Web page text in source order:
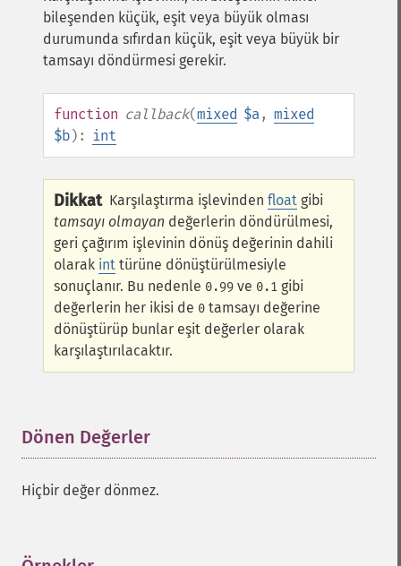
bileşenden küçük, eşit veya büyük olması
durumunda sıfırdan küçük, eşit veya büyük bir
tamsayı döndürmesi gerekir.
function callback(mixed $a, mixed
$b): int
Dikkat Karşılaştırma işlevinden float gibi
tamsayı olmayan değerlerin döndürülmesi,
geri çağırım işlevinin dönüş değerinin dahili
olarak int türüne dönüştürülmesiyle
sonuçlanır. Bu nedenle 0.99 ve 0.1 gibi
değerlerin her ikisi de 0 tamsayı değerine
dönüştürüp bunlar eşit değerler olarak
karşılaştırılacaktır.
Dönen Değerler
Hiçbir değer dönmez.